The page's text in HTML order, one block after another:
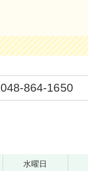
048-864-1650
水曜日